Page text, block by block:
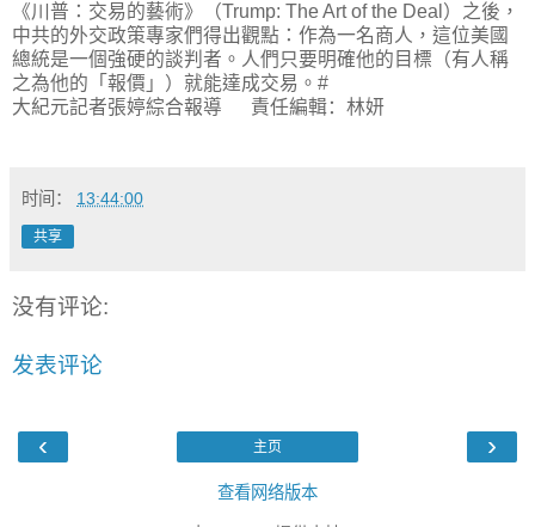
《川普：交易的藝術》（Trump: The Art of the Deal ）之後，
中共的外交政策專家們得出觀點：作為一名商人，這位美國
總統是一個強硬的談判者。人們只要明確他的目標（有人稱
之為他的「報價」）就能達成交易。 #
大紀元記者張婷綜合報導
責任編輯：林妍
时间： 13:44:00
共享
没有评论:
发表评论
‹ ›
主页
查看网络版本